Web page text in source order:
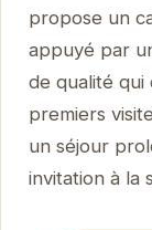
propose un
appuyé par
de qualité
premiers
un séjour
invitation à la